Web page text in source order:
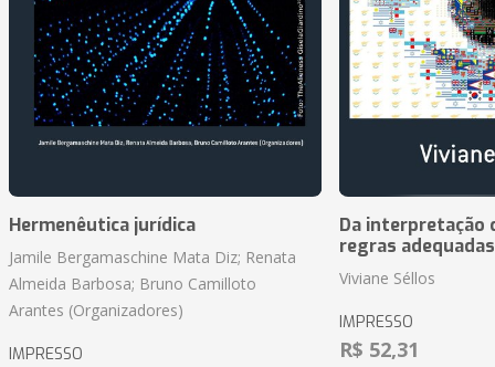
Hermenêutica jurídica
Jamile Bergamaschine Mata Diz; Renata
Almeida Barbosa; Bruno Camilloto
Arantes (Organizadores)
IMPRESSO
Da interpretação
regras
Viviane Séllos
IMPRESSO
R$ 52,31